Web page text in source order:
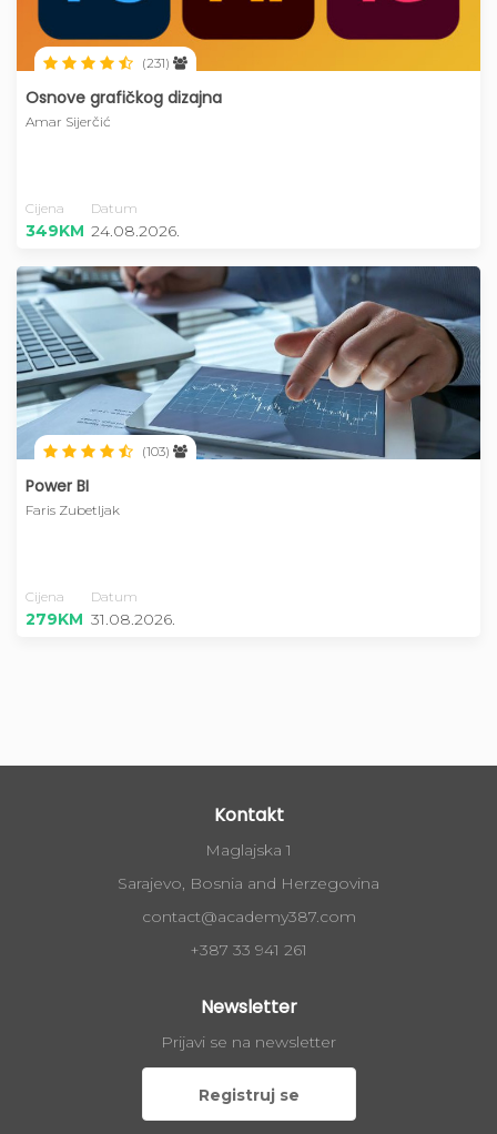
(231)
Osnove grafičkog dizajna
Amar Sijerčić
Cijena Datum
349KM 24.08.2026.
(103)
Power BI
Faris Zubetljak
Cijena Datum
279KM 31.08.2026.
Kontakt
Maglajska 1
Sarajevo, Bosnia and Herzegovina
contact@academy387.com
+387 33 941 261
Newsletter
Prijavi se na newsletter
Registruj se